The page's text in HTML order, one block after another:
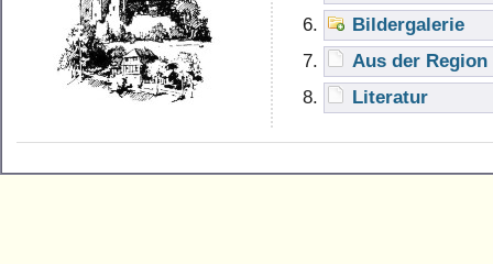
Bildergalerie
Aus der Region
Literatur